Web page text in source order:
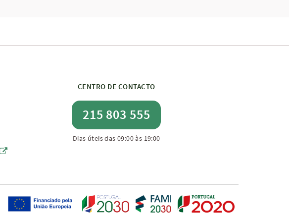
CENTRO DE CONTACTO
215 803 555
Dias úteis das 09:00 às 19:00